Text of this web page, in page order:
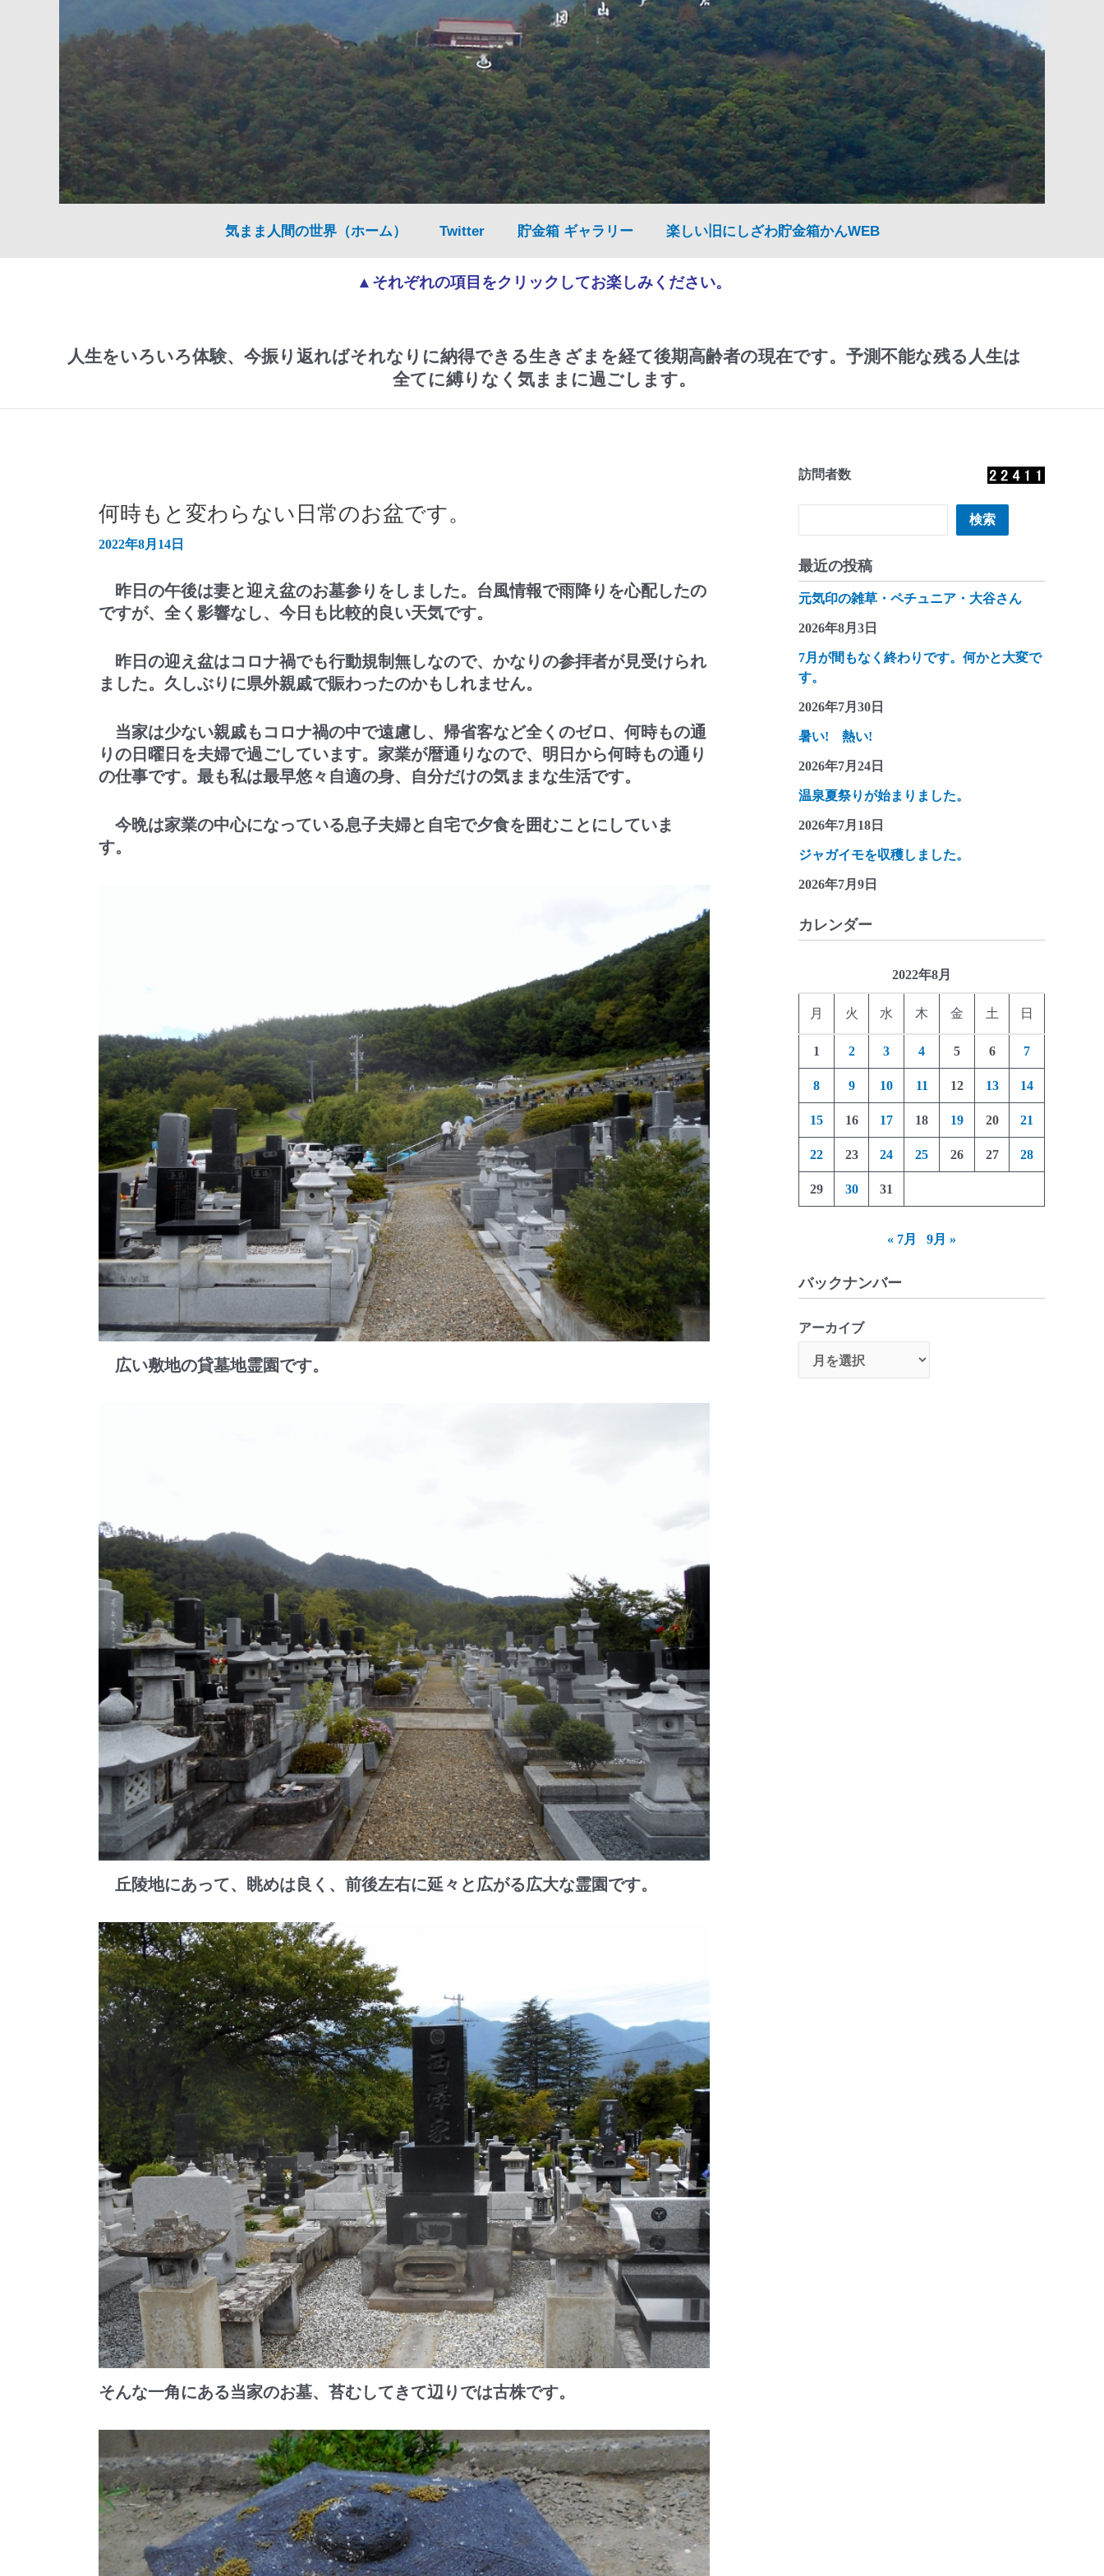
気まま人間の世界（ホーム） Twitter 貯金箱 ギャラリー 楽しい旧にしざわ貯金箱かんWEB
▲それぞれの項目をクリックしてお楽しみください。
人生をいろいろ体験、今振り返ればそれなりに納得できる生きざまを経て後期高齢者の現在です。予測不能な残る人生は
全てに縛りなく気ままに過ごします。
何時もと変わらない日常のお盆です。
2022年8月14日
昨日の午後は妻と迎え盆のお墓参りをしました。台風情報で雨降りを心配したの
ですが、全く影響なし、今日も比較的良い天気です。
昨日の迎え盆はコロナ禍でも行動規制無しなので、かなりの参拝者が見受けられ
ました。久しぶりに県外親戚で賑わったのかもしれません。
当家は少ない親戚もコロナ禍の中で遠慮し、帰省客など全くのゼロ、何時もの通
りの日曜日を夫婦で過ごしています。家業が暦通りなので、明日から何時もの通り
の仕事です。最も私は最早悠々自適の身、自分だけの気ままな生活です。
今晩は家業の中心になっている息子夫婦と自宅で夕食を囲むことにしていま
す。
広い敷地の貸墓地霊園です。
丘陵地にあって、眺めは良く、前後左右に延々と広がる広大な霊園です。
そんな一角にある当家のお墓、苔むしてきて辺りでは古株です。
訪問者数
検索
最近の投稿
元気印の雑草・ペチュニア・大谷さん
2026年8月3日
7月が間もなく終わりです。何かと大変で
す。
2026年7月30日
暑い! 熱い!
2026年7月24日
温泉夏祭りが始まりました。
2026年7月18日
ジャガイモを収穫しました。
2026年7月9日
カレンダー
2022年8月
月 火 水 木 金 土 日
1 2 3 4 5 6 7
8 9 10 11 12 13 14
15 16 17 18 19 20 21
22 23 24 25 26 27 28
29 30 31
« 7月 9月 »
バックナンバー
アーカイブ